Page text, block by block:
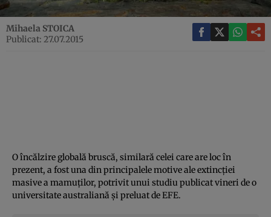
Mihaela STOICA
Publicat: 27.07.2015
O încălzire globală bruscă, similară celei care are loc în
prezent, a fost una din principalele motive ale extincţiei
masive a mamuţilor, potrivit unui studiu publicat vineri de o
universitate australiană şi preluat de EFE.